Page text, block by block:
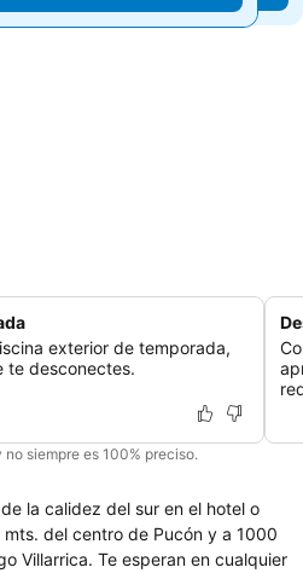
exterior de temporada,
te desconectes.
no siempre es 100% preciso.
la calidez del sur en el hotel o
del centro de Pucón y a 1000
Villarrica. Te esperan en cualquier